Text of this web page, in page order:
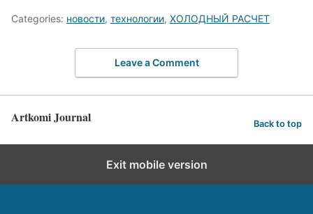
Categories: новости, технологии, ХОЛОДНЫЙ РАСЧЕТ
Leave a Comment
Artkomi Journal Back to top
Exit mobile version